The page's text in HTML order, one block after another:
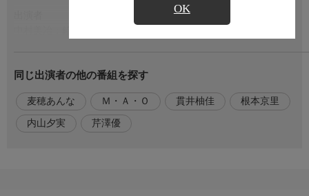
OK
番組概要(2)
日々が心にしみるハートフルギャップコメディ開幕!
同じ出演者の他の番組を探す
麦穂あんな Ｍ・Ａ・Ｏ 貫井柚佳 根本京里
内山夕実 芹澤優